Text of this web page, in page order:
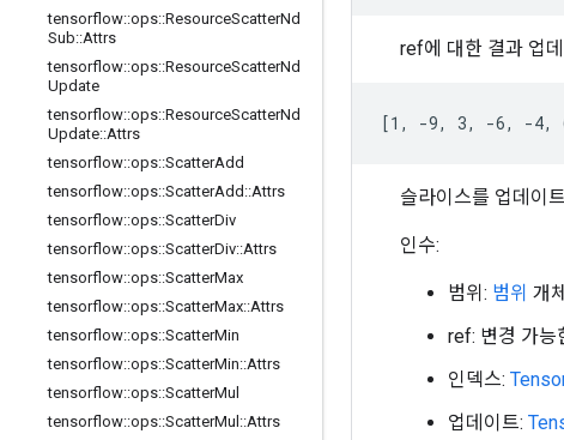
tensorflow::ops::ResourceScatterNd
Sub::Attrs
tensorflow::ops::ResourceScatterNd
Update
tensorflow::ops::ResourceScatterNd
Update::Attrs
tensorflow::ops::ScatterAdd
tensorflow::ops::ScatterAdd ::Attrs
tensorflow::ops::ScatterDiv
tensorflow::ops::ScatterDiv::Attrs
tensorflow::ops::ScatterMax
tensorflow::ops::ScatterMax::Attrs
tensorflow::ops::ScatterMin
tensorflow::ops::ScatterMin::Attrs
tensorflow::ops::ScatterMul
tensorflow::ops::ScatterMul ::Attrs
ref에 대한 결과 업
[1, -9, 3, -6, -4,
슬라이스를 업데이
인수:
범위: 범위 개체
ref: 변경 가능
인덱스:
업데이트: